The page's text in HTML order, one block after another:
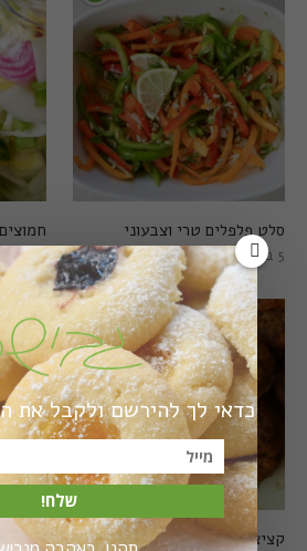
1 באוגוסט 2022
סלט פלפלים טרי וצבעוני
5 בפברואר 2021
6
קציצות כרישה מושלמות
כדאי לך להירשם ולקבל את
שלח!